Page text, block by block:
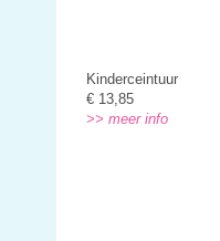
Kinderceintuur
€ 13,85
>> meer info